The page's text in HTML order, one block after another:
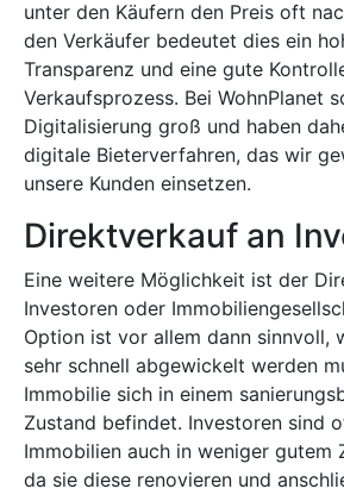
unter den Käufern den Preis oft
den Verkäufer bedeutet dies ein
Transparenz und eine gute
Verkaufsprozess. Bei WohnPlanet
Digitalisierung groß und haben
digitale Bieterverfahren, das wir
unsere Kunden einsetzen.
Direktverkauf an
Eine weitere Möglichkeit ist der
Investoren oder
Option ist vor allem dann sinnvoll,
sehr schnell abgewickelt werden
Immobilie sich in einem
Zustand befindet. Investoren sind
Immobilien auch in weniger gutem
da sie diese renovieren und